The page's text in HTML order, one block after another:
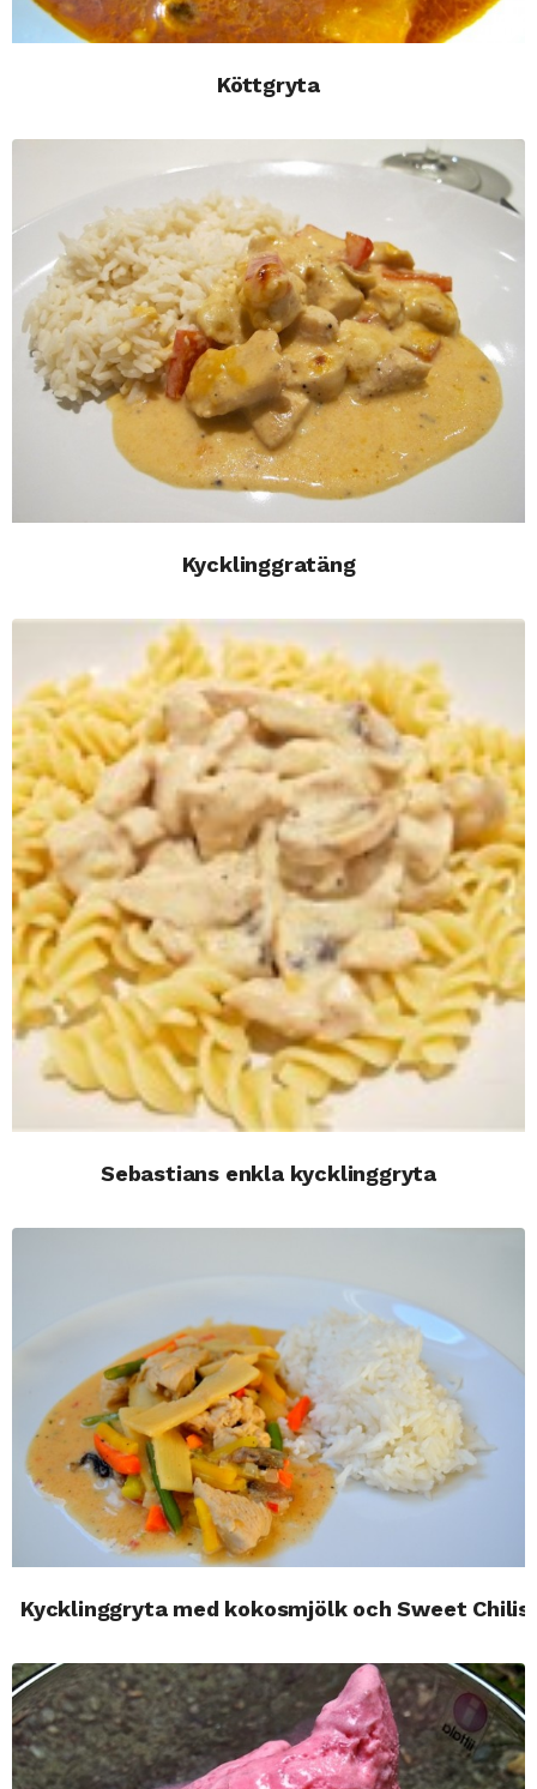
Köttgryta
Kycklinggratäng
Sebastians enkla kycklinggryta
Kycklinggryta med kokosmjölk och Sweet